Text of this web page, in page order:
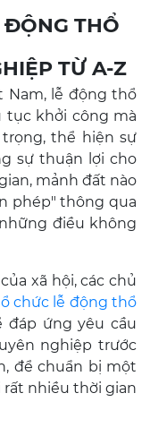
ĐỘNG THỔ
TỪ A-Z
Nam, lễ động thổ
khởi công mà
thể hiện sự
sự thuận lợi cho
mảnh đất nào
phép" thông qua
điều không
xã hội, các chủ
chức lễ động thổ
đáp ứng yêu cầu
nghiệp trước
để chuẩn bị một
nhiều thời gian